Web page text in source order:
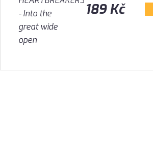
189 Kč